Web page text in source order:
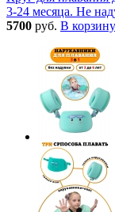
3-24 месяца. Не
5700 руб. В корзину